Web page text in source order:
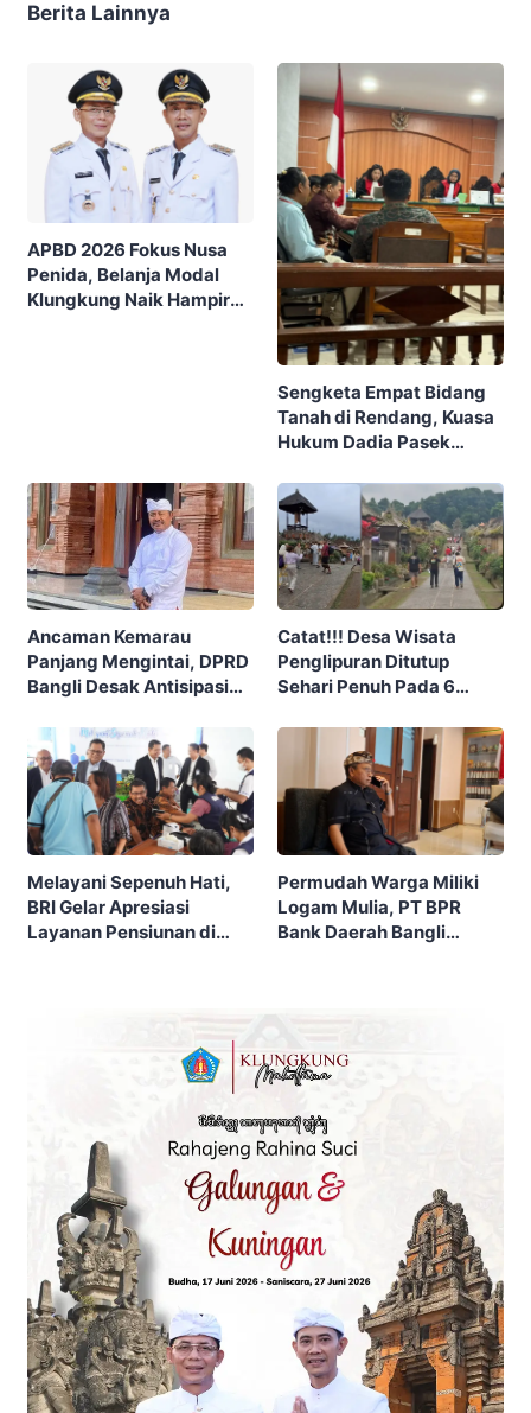
Berita Lainnya
APBD 2026 Fokus Nusa
Penida, Belanja Modal
Klungkung Naik Hampir
Sengketa Empat Bidang
Tanah di Rendang, Kuasa
Hukum Dadia Pasek
Hukum Adat Bali
Ancaman Kemarau
Panjang Mengintai, DPRD
Bangli Desak Antisipasi
Catat!!! Desa Wisata
Penglipuran Ditutup
Sehari Penuh Pada 6
Alasannya…
Melayani Sepenuh Hati,
BRI Gelar Apresiasi
Layanan Pensiunan di
Permudah Warga Miliki
Logam Mulia, PT BPR
Bank Daerah Bangli